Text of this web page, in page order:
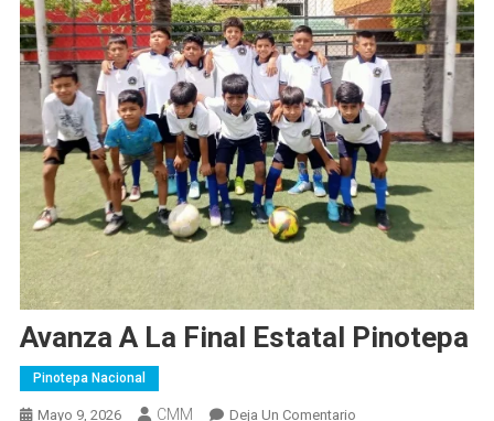
Avanza A La Final Estatal Pinotepa
Pinotepa Nacional
Mayo 9, 2026 CMM Deja Un ComentarioEn